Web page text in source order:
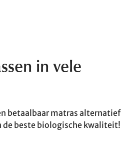
in vele
betaalbaar matras alternatief
de beste biologische kwaliteit!